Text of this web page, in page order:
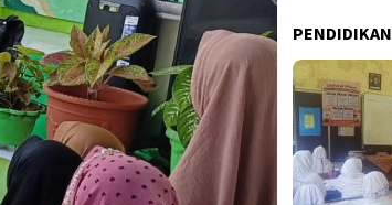
PENDIDIKAN